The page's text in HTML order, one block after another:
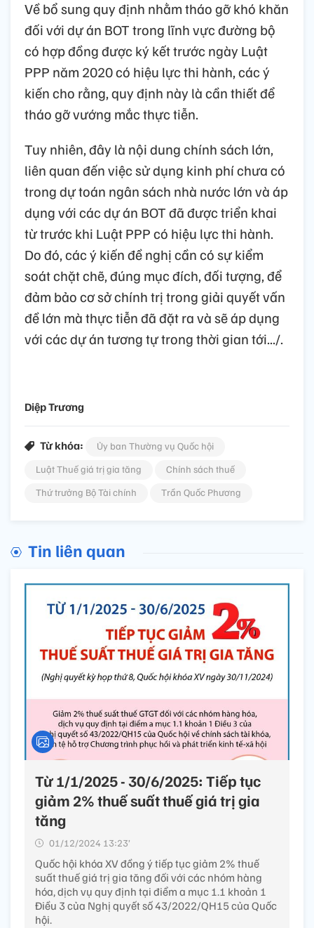
Về bổ sung quy định nhằm tháo gỡ khó khăn
đối với dự án BOT trong lĩnh vực đường bộ
có hợp đồng được ký kết trước ngày Luật
PPP năm 2020 có hiệu lực thi hành, các ý
kiến cho rằng, quy định này là cần thiết để
tháo gỡ vướng mắc thực tiễn.
Tuy nhiên, đây là nội dung chính sách lớn,
liên quan đến việc sử dụng kinh phí chưa có
trong dự toán ngân sách nhà nước lớn và áp
dụng với các dự án BOT đã được triển khai
từ trước khi Luật PPP có hiệu lực thi hành.
Do đó, các ý kiến đề nghị cần có sự kiểm
soát chặt chẽ, đúng mục đích, đối tượng, để
đảm bảo cơ sở chính trị trong giải quyết vấn
đề lớn mà thực tiễn đã đặt ra và sẽ áp dụng
với các dự án tương tự trong thời gian tới.../.
Diệp Trương
Từ khóa:
Ủy ban Thường vụ Quốc hội
Luật Thuế giá trị gia tăng
Chính sách thuế
Thứ trưởng Bộ Tài chính
Trần Quốc Phương
Tin liên quan
Từ 1/1/2025 - 30/6/2025: Tiếp tục
giảm 2% thuế suất thuế giá trị gia
tăng
01/12/2024 13:23’
Quốc hội khóa XV đồng ý tiếp tục giảm 2% thuế
suất thuế giá trị gia tăng đối với các nhóm hàng
hóa, dịch vụ quy định tại điểm a mục 1.1 khoản 1
Điều 3 của Nghị quyết số 43/2022/QH15 của Quốc
hội.